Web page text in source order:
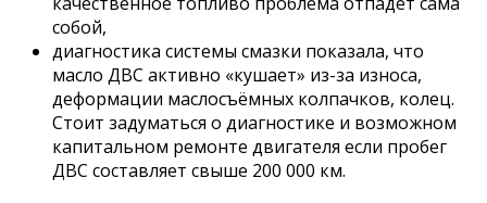
собой,
диагностика системы смазки показала, что
масло ДВС активно «кушает» из-за износа,
деформации маслосъёмных колпачков, колец.
Стоит задуматься о диагностике и возможном
капитальном ремонте двигателя если пробег
ДВС составляет свыше 200 000 км.